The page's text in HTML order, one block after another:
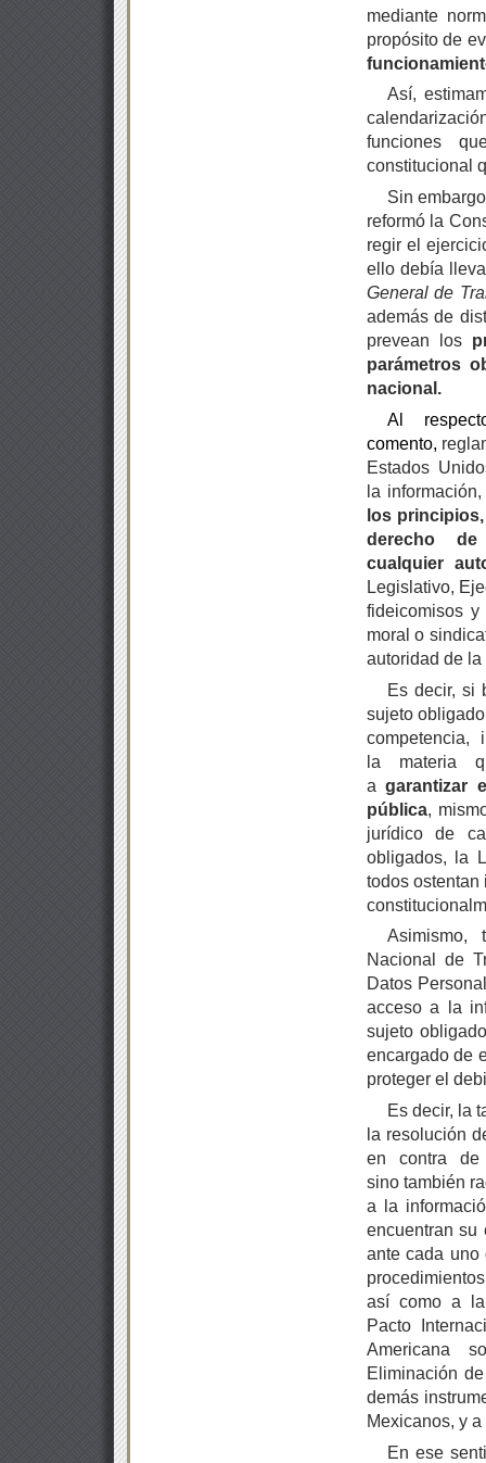
mediante
propósito de
Así,
funciones
constitucional
Sin
reformó la
regir el
ello debía
General de
además de
prevean los
parámetros
nacional.
Al
comento,
Estados
la
los
derecho
cualquier
Legislativo,
fideicomisos
moral o
autoridad de
Es decir, si
sujeto
la materia
a garantizar
pública ,
jurídico de
obligados, la
todos
Asimismo,
Nacional de
Datos
acceso a la
sujeto
encargado de
proteger el
Es decir, la
la resolución
en contra de
sino también
a la
encuentran
ante cada
así como a la
Pacto
Americana
Eliminación
demás
Mexicanos, y
En ese